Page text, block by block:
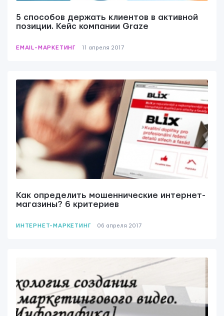
5 способов держать клиентов в активной
позиции. Кейс компании Graze
EMAIL-МАРКЕТИНГ 11 апреля 2017
Как определить мошеннические интернет-
магазины? 6 критериев
ИНТЕРНЕТ-МАРКЕТИНГ 06 апреля 2017